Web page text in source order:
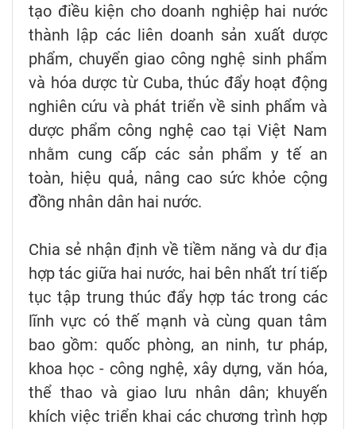
tạo điều kiện cho doanh nghiệp hai nước
thành lập các liên doanh sản xuất dược
phẩm, chuyển giao công nghệ sinh phẩm
và hóa dược từ Cuba, thúc đẩy hoạt động
nghiên cứu và phát triển về sinh phẩm và
dược phẩm công nghệ cao tại Việt Nam
nhằm cung cấp các sản phẩm y tế an
toàn, hiệu quả, nâng cao sức khỏe cộng
đồng nhân dân hai nước.
Chia sẻ nhận định về tiềm năng và dư địa
hợp tác giữa hai nước, hai bên nhất trí tiếp
tục tập trung thúc đẩy hợp tác trong các
lĩnh vực có thế mạnh và cùng quan tâm
bao gồm: quốc phòng, an ninh, tư pháp,
khoa học - công nghệ, xây dựng, văn hóa,
thể thao và giao lưu nhân dân; khuyến
khích việc triển khai các chương trình hợp